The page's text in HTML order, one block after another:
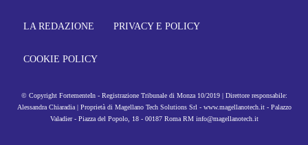
LA REDAZIONE PRIVACY E POLICY
COOKIE POLICY
© Copyright FortementeIn - Registrazione Tribunale di Monza 10/2019 | Direttore responsabile:
Alessandra Chiaradia | Proprietà di Magellano Tech Solutions Srl - www.magellanotech.it - Palazzo
Valadier - Piazza del Popolo, 18 - 00187 Roma RM info@magellanotech.it